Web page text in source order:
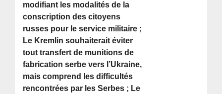
modifiant les modalités de la
conscription des citoyens
russes pour le service militaire ;
Le Kremlin souhaiterait éviter
tout transfert de munitions de
fabrication serbe vers l’Ukraine,
mais comprend les difficultés
rencontrées par les Serbes ; Le